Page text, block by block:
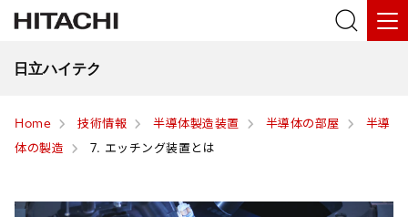
日立ハイテク
Home 技術情報 半導体製造装置 半導体の部屋
半導
体の製造
7. エッチング装置とは